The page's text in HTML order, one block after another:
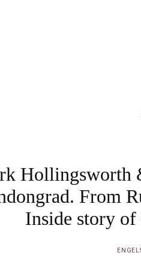
Hollingsworth
From
Inside story